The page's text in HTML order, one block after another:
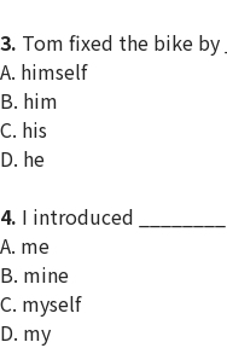
3. Tom fixed the bike by
A. himself
B. him
C. his
D. he
4. I introduced
A. me
B. mine
C. myself
D. my